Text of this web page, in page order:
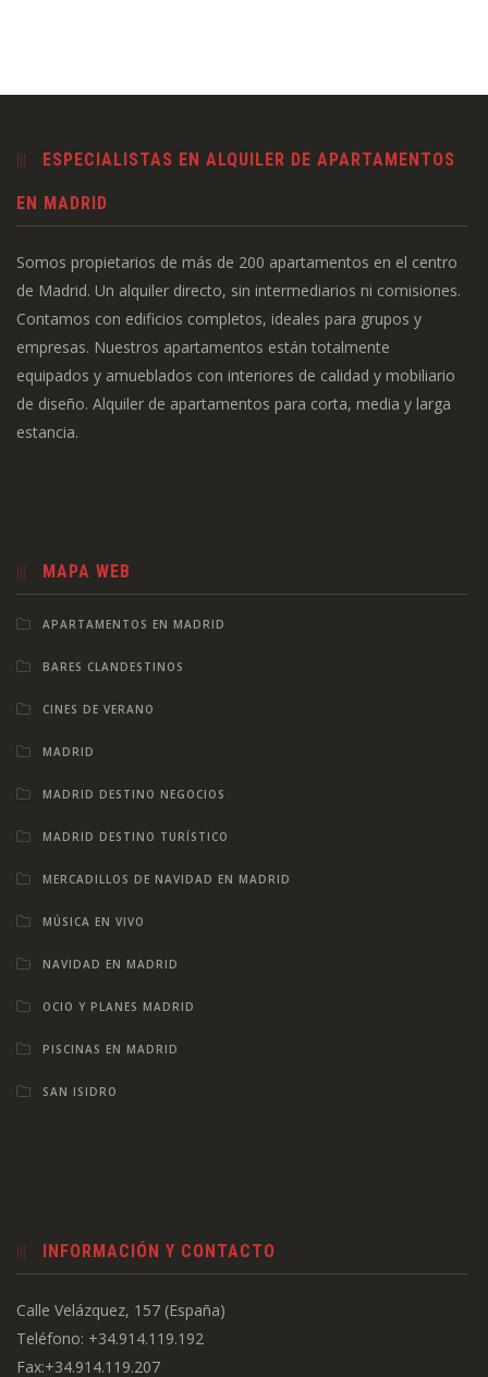
ESPECIALISTAS EN ALQUILER DE APARTAMENTOS
EN MADRID
Somos propietarios de más de 200 apartamentos en el centro
de Madrid. Un alquiler directo, sin intermediarios ni comisiones.
Contamos con edificios completos, ideales para grupos y
empresas. Nuestros apartamentos están totalmente
equipados y amueblados con interiores de calidad y mobiliario
de diseño. Alquiler de apartamentos para corta, media y larga
estancia.
MAPA WEB
APARTAMENTOS EN MADRID
BARES CLANDESTINOS
CINES DE VERANO
MADRID
MADRID DESTINO NEGOCIOS
MADRID DESTINO TURÍSTICO
MERCADILLOS DE NAVIDAD EN MADRID
MÚSICA EN VIVO
NAVIDAD EN MADRID
OCIO Y PLANES MADRID
PISCINAS EN MADRID
SAN ISIDRO
INFORMACIÓN Y CONTACTO
Calle Velázquez, 157 (España)
Teléfono: +34.914.119.192
Fax:+34.914.119.207